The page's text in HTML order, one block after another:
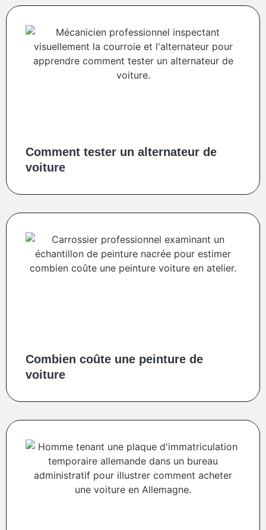
Comment tester un alternateur de
voiture
Combien coûte une peinture de
voiture